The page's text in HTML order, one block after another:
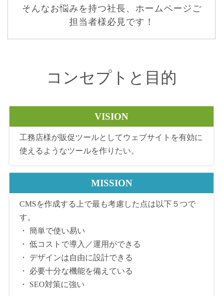
そんなお悩みを持つ社長、ホームページご
担当者様必見です！
コンセプトと目的
VISION
工務店様が販促ツールとしてウェブサイトを有効に
使えるようなツールを作りたい。
MISSION
CMSを作成する上で最も考慮した点は以下５つで
す。
・ 簡単で使い易い
・ 低コストで導入／運用ができる
・ デザインは自由に設計できる
・ 必要十分な機能を備えている
・ SEO対策に強い